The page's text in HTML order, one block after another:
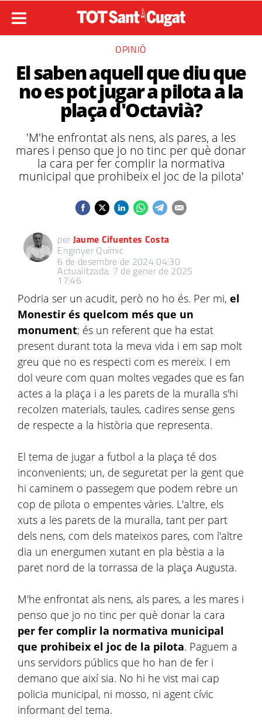
OPINIÓ
El saben aquell que diu que
no es pot jugar a pilota a la
plaça d'Octavià?
'M'he enfrontat als nens, als pares, a les
mares i penso que jo no tinc per què donar
la cara per fer complir la normativa
municipal que prohibeix el joc de la pilota'
per Jaume Cifuentes Costa
Enginyer Químic
6 de desembre de 2024 04:30
Actualitzada: 7 de gener de 2025
17:46
Podria ser un acudit, però no ho és. Per mi, el
Monestir és quelcom més que un
monument; és un referent que ha estat
present durant tota la meva vida i em sap molt
greu que no es respecti com es mereix. I em
dol veure com quan moltes vegades que es fan
actes a la plaça i a les parets de la muralla s'hi
recolzen materials, taules, cadires sense gens
de respecte a la història que representa.
El tema de jugar a futbol a la plaça té dos
inconvenients; un, de seguretat per la gent que
hi caminem o passegem que podem rebre un
cop de pilota o empentes vàries. L'altre, els
xuts a les parets de la muralla, tant per part
dels nens, com dels mateixos pares, com l'altre
dia un energumen xutant en pla bèstia a la
paret nord de la torrassa de la plaça Augusta.
M'he enfrontat als nens, als pares, a les mares i
penso que jo no tinc per què donar la cara
per fer complir la normativa municipal
que prohibeix el joc de la pilota. Paguem a
uns servidors públics que ho han de fer i
demano que així sia. No hi he vist mai cap
policia municipal, ni mosso, ni agent cívic
informant del tema.